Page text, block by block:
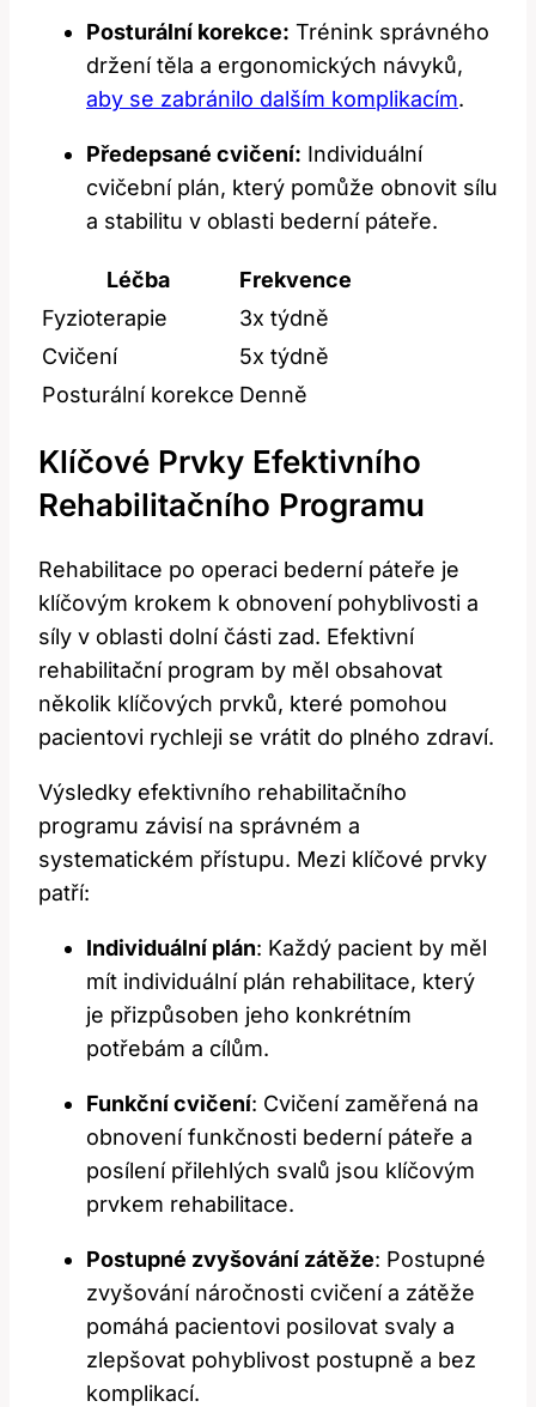
Posturální korekce: Trénink správného
držení těla a ergonomických návyků,
aby se zabránilo dalším komplikacím.
Předepsané cvičení: Individuální
cvičební plán, který pomůže obnovit sílu
a stabilitu v oblasti bederní páteře.
Léčba
Frekvence
Fyzioterapie
3x týdně
Cvičení
5x týdně
Posturální korekce Denně
Klíčové Prvky Efektivního
Rehabilitačního Programu
Rehabilitace po operaci bederní páteře je
klíčovým krokem k obnovení pohyblivosti a
síly v oblasti dolní části zad. Efektivní
rehabilitační program by měl obsahovat
několik klíčových prvků, které pomohou
pacientovi rychleji se vrátit do plného zdraví.
Výsledky efektivního rehabilitačního
programu závisí na správném a
systematickém přístupu. Mezi klíčové prvky
patří:
Individuální plán: Každý pacient by měl
mít individuální plán rehabilitace, který
je přizpůsoben jeho konkrétním
potřebám a cílům.
Funkční cvičení: Cvičení zaměřená na
obnovení funkčnosti bederní páteře a
posílení přilehlých svalů jsou klíčovým
prvkem rehabilitace.
Postupné zvyšování zátěže: Postupné
zvyšování náročnosti cvičení a zátěže
pomáhá pacientovi posilovat svaly a
zlepšovat pohyblivost postupně a bez
komplikací.